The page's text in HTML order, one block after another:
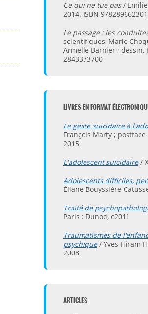
Ce qui ne tue pas/ Emilie
2014. ISBN
Le passage : les
scientifiques, Marie
Armelle Barnier ; dessin,
2843373700
LIVRES EN FORMAT
Le geste suicidaire à
François Marty ;
2015
L'adolescent suicidaire/
Adolescents difficiles,
Éliane Bouyssière-
Traité de
Paris : Dunod, c2011
Traumatismes de
psychique/ Yves-Hiram
2008
ARTICLES